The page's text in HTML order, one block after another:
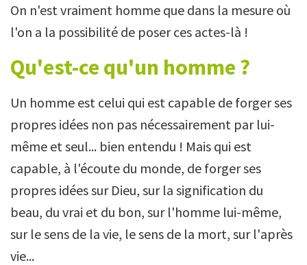
On n'est vraiment homme que dans la mesure où
l'on a la possibilité de poser ces actes-là !
Qu'est-ce qu'un homme ?
Un homme est celui qui est capable de forger ses
propres idées non pas nécessairement par lui-
même et seul... bien entendu ! Mais qui est
capable, à l'écoute du monde, de forger ses
propres idées sur Dieu, sur la signification du
beau, du vrai et du bon, sur l'homme lui-même,
sur le sens de la vie, le sens de la mort, sur l'après
vie...